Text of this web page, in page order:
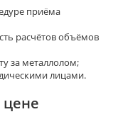
приёма
расчётов объёмов
за металлолом;
лицами.
цене